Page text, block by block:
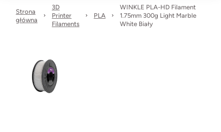
Strona
główna
3D
Printer
Filaments
PLA
WINKLE PLA-HD Filament
1.75mm 300g Light Marble
White Biały